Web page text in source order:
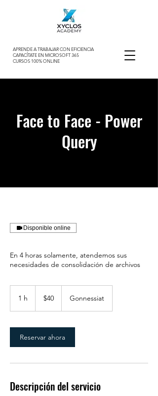
APRENDE A TRABAJAR CON EFICIENCIA
CAPACÍTATE EN MICROSOFT 365
CURSOS 100% ONLINE
Face to Face - Power
Query
Disponible online
En 4 horas solamente, atendemos sus
necesidades de consolidación de archivos
1 h
estadounidenses
$40 Gonnessiat
Reservar ahora
Descripción del servicio